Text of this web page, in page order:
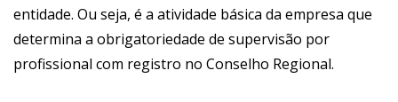
entidade. Ou seja, é a atividade básica da empresa que
determina a obrigatoriedade de supervisão por
profissional com registro no Conselho Regional.